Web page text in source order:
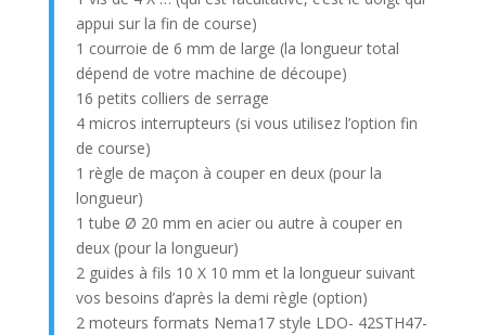
appui sur la fin de course)
1 courroie de 6 mm de large (la longueur total
dépend de votre machine de découpe)
16 petits colliers de serrage
4 micros interrupteurs (si vous utilisez l’option fin
de course)
1 règle de maçon à couper en deux (pour la
longueur)
1 tube Ø 20 mm en acier ou autre à couper en
deux (pour la longueur)
2 guides à fils 10 X 10 mm et la longueur suivant
vos besoins d’après la demi règle (option)
2 moteurs formats Nema17 style LDO- 42STH47-